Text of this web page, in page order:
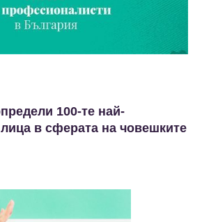
100-те най-
в сферата на човешките